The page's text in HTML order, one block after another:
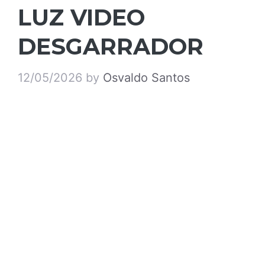
LUZ VIDEO
DESGARRADOR
12/05/2026 by Osvaldo Santos